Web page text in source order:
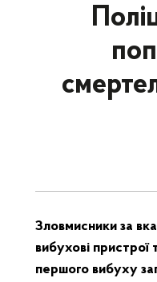
Зловмисники за
вибухові
першого вибуху